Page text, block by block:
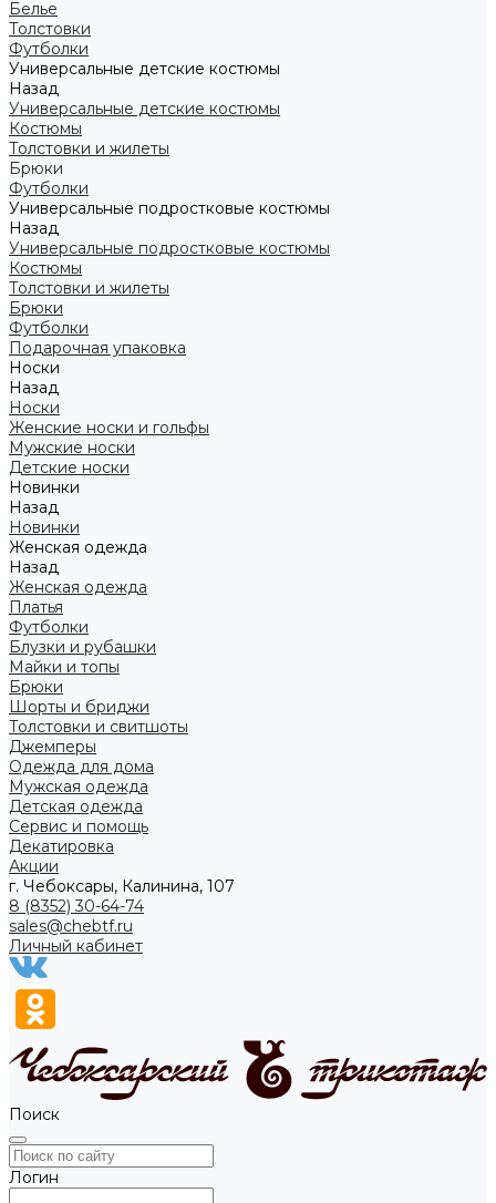
Белье
Толстовки
Футболки
Универсальные детские костюмы
Назад
Универсальные детские костюмы
Костюмы
Толстовки и жилеты
Брюки
Футболки
Универсальные подростковые костюмы
Назад
Универсальные подростковые костюмы
Костюмы
Толстовки и жилеты
Брюки
Футболки
Подарочная упаковка
Носки
Назад
Носки
Женские носки и гольфы
Мужские носки
Детские носки
Новинки
Назад
Новинки
Женская одежда
Назад
Женская одежда
Платья
Футболки
Блузки и рубашки
Майки и топы
Брюки
Шорты и бриджи
Толстовки и свитшоты
Джемперы
Одежда для дома
Мужская одежда
Детская одежда
Сервис и помощь
Декатировка
Акции
г. Чебоксары, Калинина, 107
8 (8352) 30-64-74
sales@chebtf.ru
Личный кабинет
Поиск
Логин